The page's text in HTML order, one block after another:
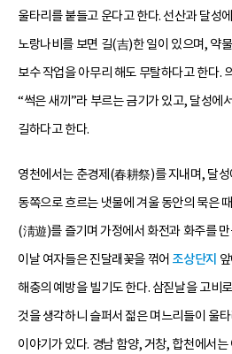
울타리를 붙들고 운다고 한다. 선산과 달성
노랑나비를 보면 길(吉)한 일이 있으며, 약
보수 작업을 아무리 해도 무탈하다고 한다.
“썩은 새끼”라 부르는 금기가 있고, 달성에
길하다고 한다.
영천에서는 춘경제(春耕祭)를 지내며, 달
동쪽으로 흐르는 냇물에 겨울 동안의 묵은
(淸遊)를 즐기며 가정에서 화전과 화주를
이날 여자들은 진달래꽃을 꺾어 조상단지
해충의 예방을 빌기도 한다. 삼짇날을 고비
것을 생각하니 슬퍼서 젊은 며느리들이 울
이야기가 있다. 경남 함양, 거창, 합천에서는